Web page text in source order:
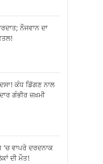
ਨੌਜਵਾਨ ਦਾ
ਕੰਧ ਡਿੱਗਣ ਨਾਲ
ਗੰਭੀਰ ਜ਼ਖ਼ਮੀ
‘ਚ ਵਾਪਰੇ ਦਰਦਨਾਕ
ਦੀ ਮੌਤ!